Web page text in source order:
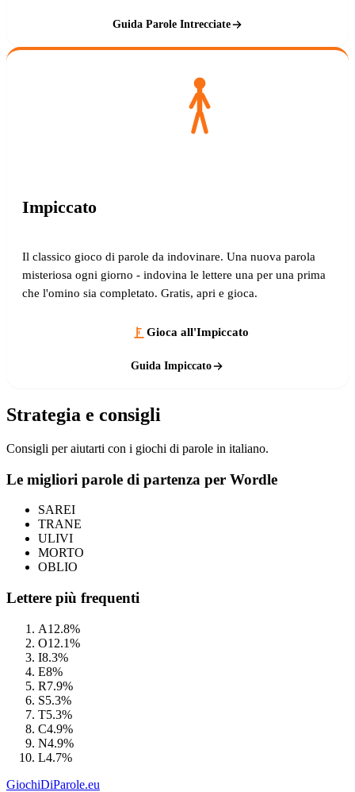
Guida Parole Intrecciate
Impiccato
Il classico gioco di parole da indovinare. Una nuova parola
misteriosa ogni giorno - indovina le lettere una per una prima
che l'omino sia completato. Gratis, apri e gioca.
Gioca all'Impiccato
Guida Impiccato
Strategia e consigli
Consigli per aiutarti con i giochi di parole in italiano.
Le migliori parole di partenza per Wordle
SAREI
TRANE
ULIVI
MORTO
OBLIO
Lettere più frequenti
A12.8%
O12.1%
I8.3%
E8%
R7.9%
S5.3%
T5.3%
C4.9%
N4.9%
L4.7%
GiochiDiParole.eu